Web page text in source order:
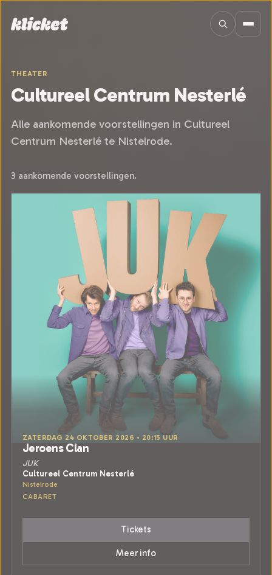
THEATER
Cultureel Centrum Nesterlé
Alle aankomende voorstellingen in Cultureel
Centrum Nesterlé te Nistelrode.
3 aankomende voorstellingen.
ZATERDAG 24 OKTOBER 2026 • 20:15 UUR
Jeroens Clan
JUK
Cultureel Centrum Nesterlé
Nistelrode
CABARET
Tickets
Meer info